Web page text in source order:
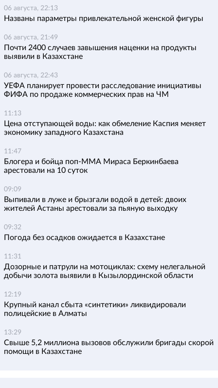
06 августа, 22:13
Названы параметры привлекательной женской фигуры
06 августа, 21:49
Почти 2400 случаев завышения наценки на продукты
выявили в Казахстане
06 августа, 22:43
УЕФА планирует провести расследование инициативы
ФИФА по продаже коммерческих прав на ЧМ
11:13
Цена отступающей воды: как обмеление Каспия меняет
экономику западного Казахстана
11:47
Блогера и бойца поп-ММА Мираса Беркинбаева
арестовали на 10 суток
09:09
Выпивали в луже и брызгали водой в детей: двоих
жителей Астаны арестовали за пьяную выходку
09:32
Погода без осадков ожидается в Казахстане
11:31
Дозорные и патрули на мотоциклах: схему нелегальной
добычи золота выявили в Кызылординской области
12:19
Крупный канал сбыта «синтетики» ликвидировали
полицейские в Алматы
13:29
Свыше 5,2 миллиона вызовов обслужили бригады скорой
помощи в Казахстане